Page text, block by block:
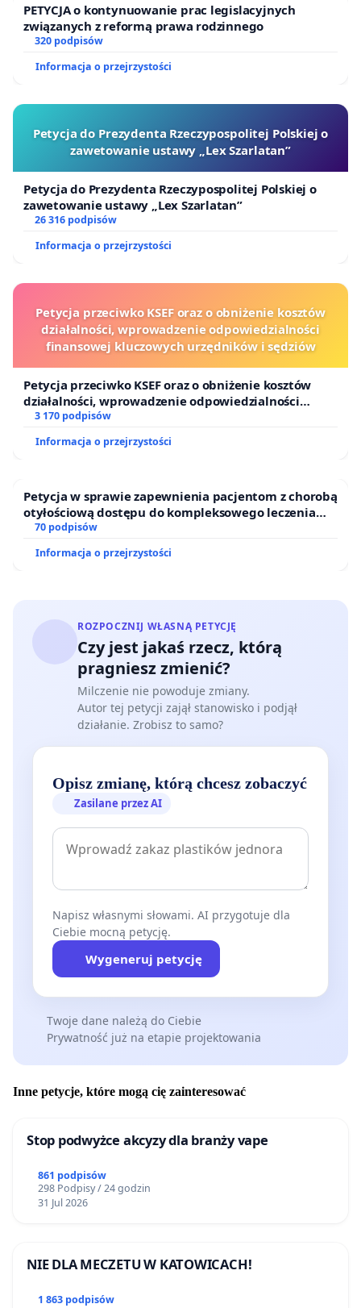
PETYCJA o kontynuowanie prac legislacyjnych
związanych z reformą prawa rodzinnego
320 podpisów
Informacja o przejrzystości
Petycja do Prezydenta Rzeczypospolitej Polskiej o
zawetowanie ustawy „Lex Szarlatan”
Petycja do Prezydenta Rzeczypospolitej Polskiej o
zawetowanie ustawy „Lex Szarlatan”
26 316 podpisów
Informacja o przejrzystości
Petycja przeciwko KSEF oraz o obniżenie kosztów
działalności, wprowadzenie odpowiedzialności
finansowej kluczowych urzędników i sędziów
Petycja przeciwko KSEF oraz o obniżenie kosztów
działalności, wprowadzenie odpowiedzialności
finansowej kluczowych urzędników i sędziów
3 170 podpisów
Informacja o przejrzystości
Petycja w sprawie zapewnienia pacjentom z chorobą
otyłościową dostępu do kompleksowego leczenia
oraz programów profilaktycznych.
70 podpisów
Informacja o przejrzystości
ROZPOCZNIJ WŁASNĄ PETYCJĘ
Czy jest jakaś rzecz, którą
pragniesz zmienić?
Milczenie nie powoduje zmiany.
Autor tej petycji zajął stanowisko i podjął
działanie. Zrobisz to samo?
Opisz zmianę, którą chcesz zobaczyć
Zasilane przez AI
Napisz własnymi słowami. AI przygotuje dla
Ciebie mocną petycję.
Wygeneruj petycję
Twoje dane należą do Ciebie
Prywatność już na etapie projektowania
Inne petycje, które mogą cię zainteresować
Stop podwyżce akcyzy dla branży vape
861 podpisów
298 Podpisy / 24 godzin
31 Jul 2026
NIE DLA MECZETU W KATOWICACH!
1 863 podpisów